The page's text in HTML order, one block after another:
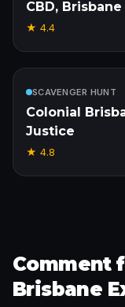
CBD, Brisbane
★ 4.4
SCAVENGER HUNT
Colonial
Justice
★ 4.8
Comment
Brisbane